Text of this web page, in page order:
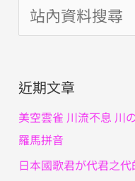
尋
鍵
字
:
近期文章
美空雲雀 川流不息 川
羅馬拼音
日本國歌君が代君之